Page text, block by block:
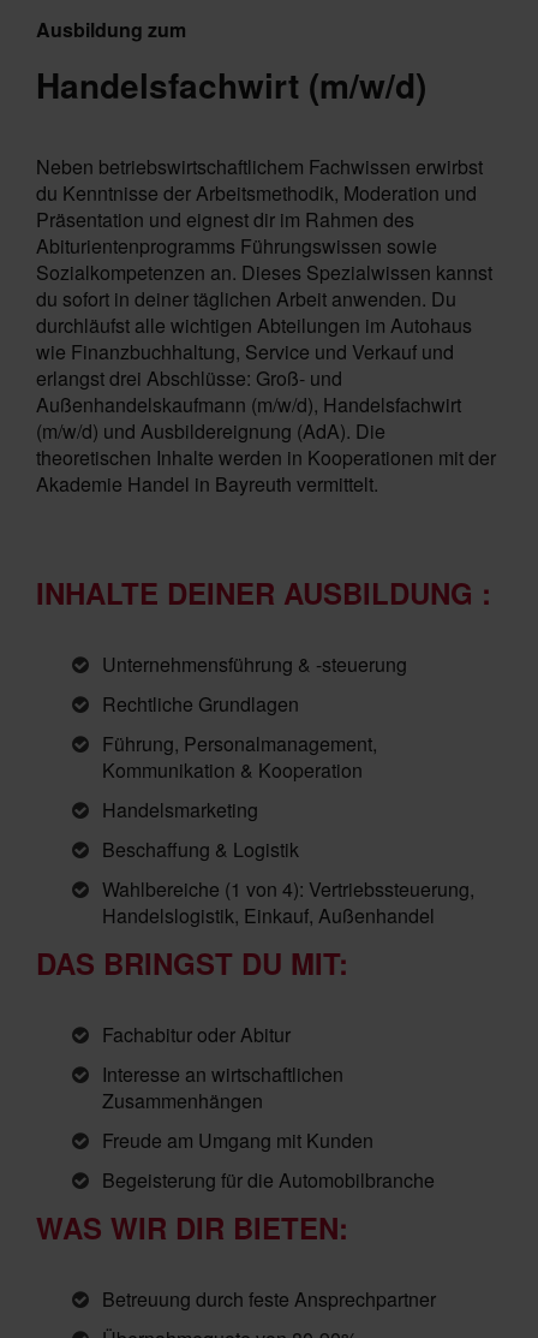
Ausbildung zum
Handelsfachwirt (m/w/d)
Neben betriebswirtschaftlichem Fachwissen erwirbst
du Kenntnisse der Arbeitsmethodik, Moderation und
Präsentation und eignest dir im Rahmen des
Abiturientenprogramms Führungswissen sowie
Sozialkompetenzen an. Dieses Spezialwissen kannst
du sofort in deiner täglichen Arbeit anwenden. Du
durchläufst alle wichtigen Abteilungen im Autohaus
wie Finanzbuchhaltung, Service und Verkauf und
erlangst drei Abschlüsse: Groß- und
Außenhandelskaufmann (m/w/d), Handelsfachwirt
(m/w/d) und Ausbildereignung (AdA). Die
theoretischen Inhalte werden in Kooperationen mit der
Akademie Handel in Bayreuth vermittelt.
INHALTE DEINER AUSBILDUNG :
Unternehmensführung & -steuerung
Rechtliche Grundlagen
Führung, Personalmanagement,
Kommunikation & Kooperation
Handelsmarketing
Beschaffung & Logistik
Wahlbereiche (1 von 4): Vertriebssteuerung,
Handelslogistik, Einkauf, Außenhandel
DAS BRINGST DU MIT:
Fachabitur oder Abitur
Interesse an wirtschaftlichen
Zusammenhängen
Freude am Umgang mit Kunden
Begeisterung für die Automobilbranche
WAS WIR DIR BIETEN:
Betreuung durch feste Ansprechpartner